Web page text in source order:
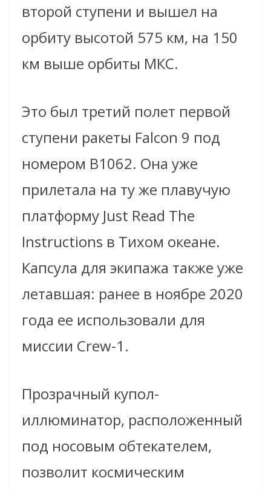
второй ступени и вышел на
орбиту высотой 575 км, на 150
км выше орбиты МКС.
Это был третий полет первой
ступени ракеты Falcon 9 под
номером В1062. Она уже
прилетала на ту же плавучую
платформу Just Read The
Instructions в Тихом океане.
Капсула для экипажа также уже
летавшая: ранее в ноябре 2020
года ее использовали для
миссии Crew-1.
Прозрачный купол-
иллюминатор, расположенный
под носовым обтекателем,
позволит космическим